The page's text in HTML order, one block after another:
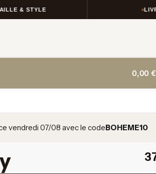
STYLE
0,00€
vendredi 07/08 avec le codeBOHEME10